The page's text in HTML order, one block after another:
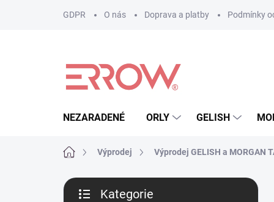
GDPR O nás Doprava a platby Podmínky
NEZARADENÉ ORLY GELISH
Domů Výprodej Výprodej GELISH a MORGAN
P
Kategorie